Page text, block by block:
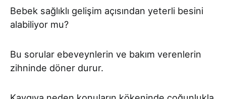
Bebek sağlıklı gelişim açısından yeterli besini
alabiliyor mu?
Bu sorular ebeveynlerin ve bakım verenlerin
zihninde döner durur.